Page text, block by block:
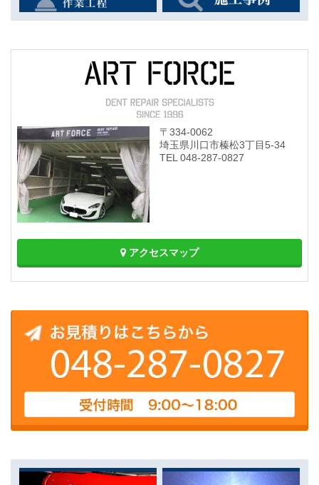
〒334-0062
埼玉県川口市榛松3丁目5-34
TEL 048-287-0827
アクセスマップ